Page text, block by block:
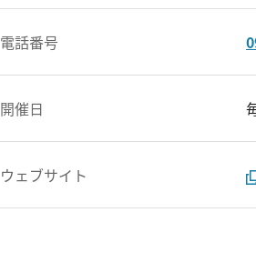
電話番号
開催日
ウェブサイト